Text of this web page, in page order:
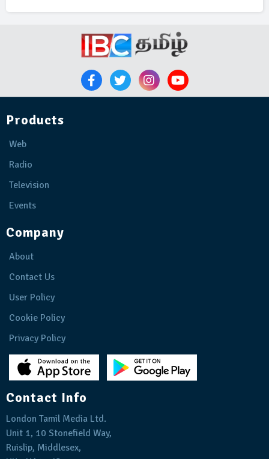
Products
Web
Radio
Television
Events
Company
About
Contact Us
User Policy
Cookie Policy
Privacy Policy
Contact Info
London Tamil Media Ltd.
Unit 1, 10 Stonefield Way,
Ruislip, Middlesex,